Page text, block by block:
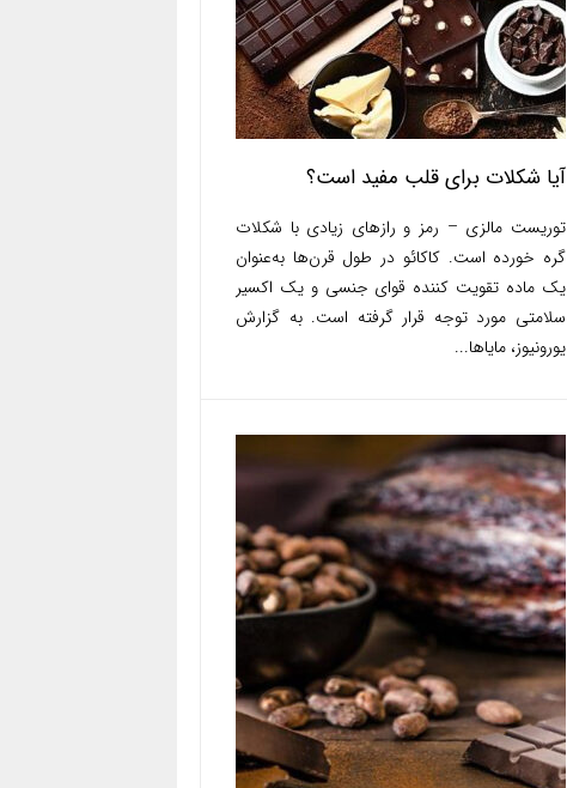
آیا شکلات برای قلب مفید است؟
توریست مالزی – رمز و رازهای زیادی با شکلات
گره خورده است. کاکائو در طول قرن‌ها به‌عنوان
یک ماده تقویت کننده قوای جنسی و یک اکسیر
سلامتی مورد توجه قرار گرفته است. به گزارش
یورونیوز، مایاها...